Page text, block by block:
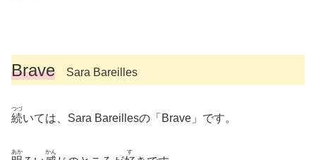
Brave Sara Bareilles
続
つづ
いては、Sara Bareillesの「Brave」です。
あか かん す